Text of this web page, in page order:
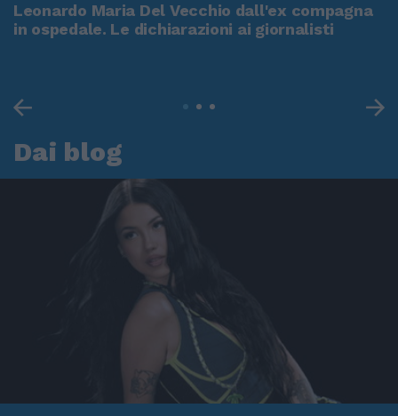
Leonardo Maria Del Vecchio dall'ex compagna
in ospedale. Le dichiarazioni ai giornalisti
Dai blog